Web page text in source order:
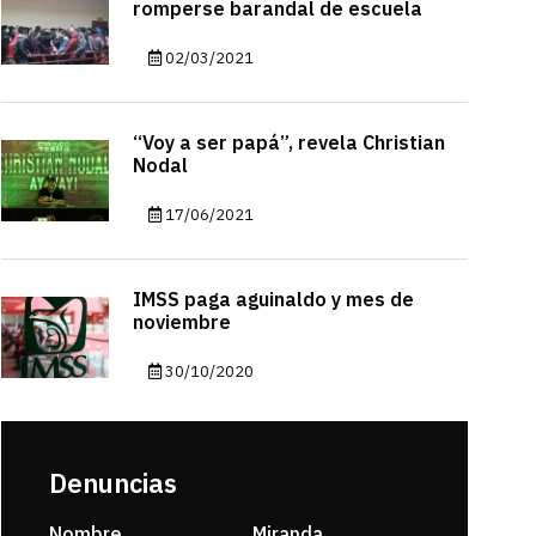
romperse barandal de escuela
02/03/2021
“Voy a ser papá”, revela Christian
Nodal
17/06/2021
IMSS paga aguinaldo y mes de
noviembre
30/10/2020
Denuncias